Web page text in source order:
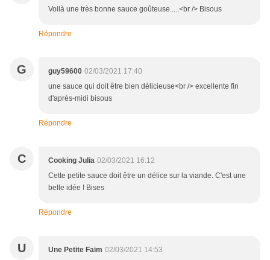
Voilà une très bonne sauce goûteuse.....<br /> Bisous
Répondre
G guy59600 02/03/2021 17:40
une sauce qui doit être bien délicieuse<br /> excellente fin
d'après-midi bisous
Répondre
C Cooking Julia 02/03/2021 16:12
Cette petite sauce doit être un délice sur la viande. C'est une
belle idée ! Bises
Répondre
U Une Petite Faim 02/03/2021 14:53